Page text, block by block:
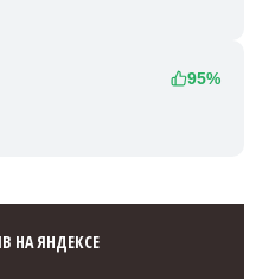
95%
НА ЯНДЕКСЕ